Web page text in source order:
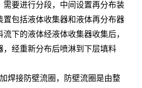
需要进行分段，中间设置再分布装
置包括液体收集器和液体再分布器
下的液体经液体收集器收集后，
，经重新分布后喷淋到下层填料
焊接防壁流圈，防壁流圈是由整